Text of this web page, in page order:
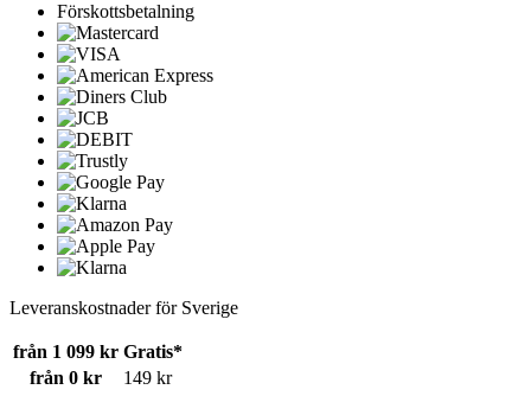
Förskottsbetalning
Leveranskostnader för Sverige
från 1 099 kr Gratis*
från 0 kr
149 kr